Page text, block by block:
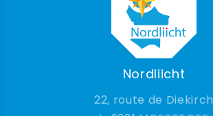
Nordliicht
22, route de Diekirch